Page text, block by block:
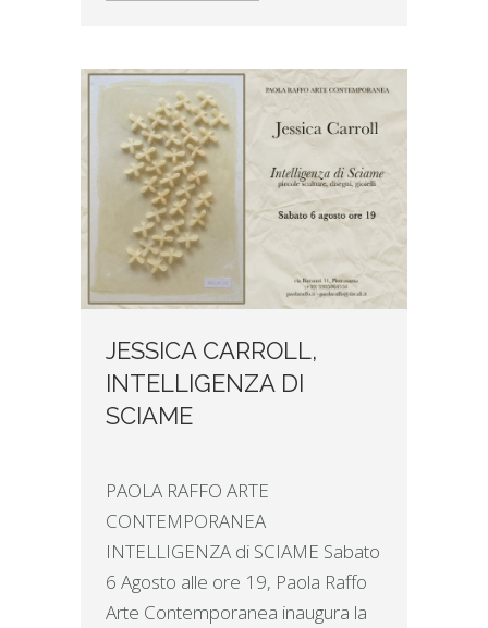
JESSICA CARROLL,
INTELLIGENZA DI
SCIAME
PAOLA RAFFO ARTE
CONTEMPORANEA
INTELLIGENZA di SCIAME Sabato
6 Agosto alle ore 19, Paola Raffo
Arte Contemporanea inaugura la